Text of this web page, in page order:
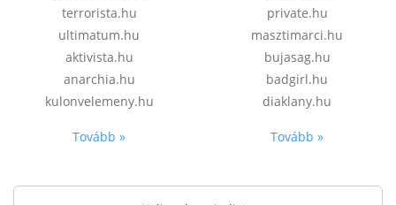
terrorista.hu
ultimatum.hu
aktivista.hu
anarchia.hu
kulonvelemeny.hu
Tovább »
private.hu
masztimarci.hu
bujasag.hu
badgirl.hu
diaklany.hu
Tovább »